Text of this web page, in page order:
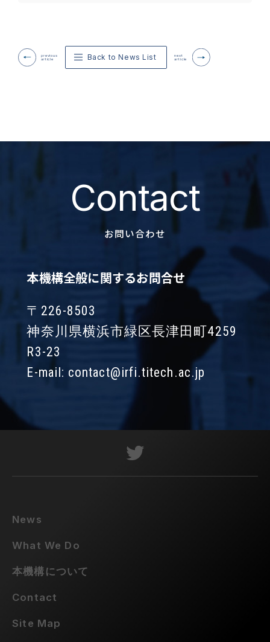
previous
article
Back to News List
next
article
Contact
お問い合わせ
本機構全般に関するお問合せ
〒226-8503
神奈川県横浜市緑区長津田町4259
R3-23
E-mail: contact@irfi.titech.ac.jp
News
What We Do
本機構について
Contact
Site Map